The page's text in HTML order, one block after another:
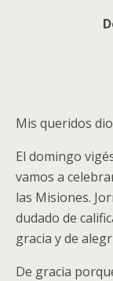
Mis queridos
El domingo
vamos a
las Misiones.
dudado de
gracia y de
De gracia